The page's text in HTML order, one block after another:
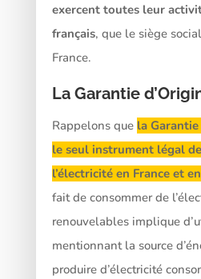
exercent toutes leur
français, que le siège
France.
La Garantie
Rappelons que la
le seul instrument légal
l’électricité en France et
fait de consommer de
renouvelables implique
mentionnant la source
produire d’électricité